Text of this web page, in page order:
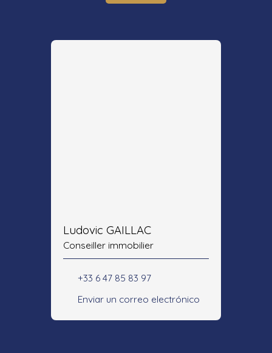
Ludovic GAILLAC
Conseiller immobilier
+33 6 47 85 83 97
Enviar un correo electrónico